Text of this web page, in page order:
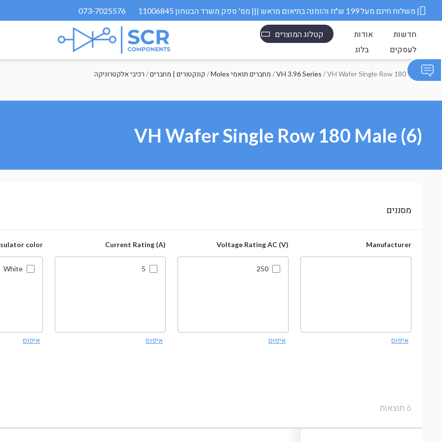
073-7025576 משלוח חינם מעל 199 ש״ח והזמנה בתיאום מראש ||| מס' ספק משרד הבטחון 11006845 |
קטלוג המוצרים אודות
חדשות
בלוג
לעסקים
רכיבי אלקטרוניקה /קונקטורים | מחברים / Molex מחברים תואמי /VH 3.96 Series / VH Wafer Single Row 180 Male
VH Wafer Single Row 180 Male (6)
מסננים
Manufacturer
איפוס
Voltage Rating AC (V)
250
איפוס
Current Rating (A)
5
איפוס
color
White
איפוס
6 תוצאות